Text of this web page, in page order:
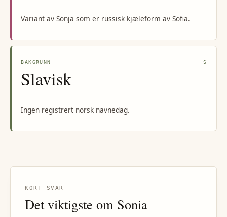
Variant av Sonja som er russisk kjæleform av Sofia.
BAKGRUNN S
Slavisk
Ingen registrert norsk navnedag.
KORT SVAR
Det viktigste om Sonia